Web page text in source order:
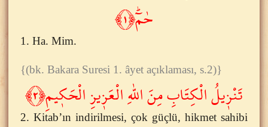
حٰمٓۜ﴿١﴾
1. Ha. Mim.
{(bk. Bakara Suresi 1. âyet açıklaması, s.2)}
تَنْز۪يلُ الْكِتَابِ مِنَ اللّٰهِ الْعَز۪يزِ الْحَك۪يمِ﴿٢﴾
2. Kitab’ın indirilmesi, çok güçlü, hikmet sahibi